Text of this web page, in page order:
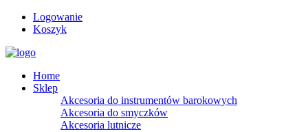
Logowanie
Koszyk
Home
Sklep
Akcesoria do instrumentów barokowych
Akcesoria do smyczków
Akcesoria lutnicze